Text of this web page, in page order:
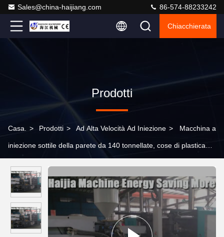
Sales@china-haijiang.com 86-574-88233242
Chiacchierata
Prodotti
Casa. > Prodotti > Ad Alta Velocità Ad Iniezione > Macchina a
iniezione sottile della parete da 140 tonnellate, cose di plastica